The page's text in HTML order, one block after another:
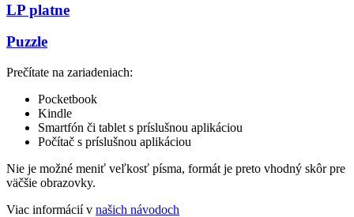
LP platne
Puzzle
Prečítate na zariadeniach:
Pocketbook
Kindle
Smartfón či tablet s príslušnou aplikáciou
Počítač s príslušnou aplikáciou
Nie je možné meniť veľkosť písma, formát je preto vhodný skôr pre
väčšie obrazovky.
Viac informácií v našich návodoch